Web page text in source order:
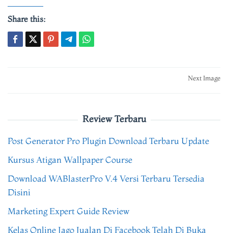
Share this:
Next Image
Review Terbaru
Post Generator Pro Plugin Download Terbaru Update
Kursus Atigan Wallpaper Course
Download WABlasterPro V.4 Versi Terbaru Tersedia
Disini
Marketing Expert Guide Review
Kelas Online Jago Jualan Di Facebook Telah Di Buka